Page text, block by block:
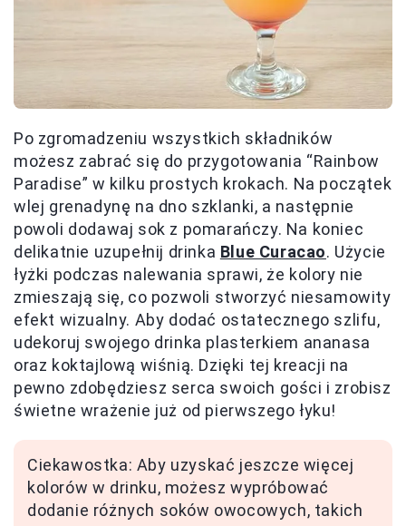
Po zgromadzeniu wszystkich składników
możesz zabrać się do przygotowania “Rainbow
Paradise” w kilku prostych krokach. Na początek
wlej grenadynę na dno szklanki, a następnie
powoli dodawaj sok z pomarańczy. Na koniec
delikatnie uzupełnij drinka Blue Curacao. Użycie
łyżki podczas nalewania sprawi, że kolory nie
zmieszają się, co pozwoli stworzyć niesamowity
efekt wizualny. Aby dodać ostatecznego szlifu,
udekoruj swojego drinka plasterkiem ananasa
oraz koktajlową wiśnią. Dzięki tej kreacji na
pewno zdobędziesz serca swoich gości i zrobisz
świetne wrażenie już od pierwszego łyku!
Ciekawostka: Aby uzyskać jeszcze więcej
kolorów w drinku, możesz wypróbować
dodanie różnych soków owocowych, takich